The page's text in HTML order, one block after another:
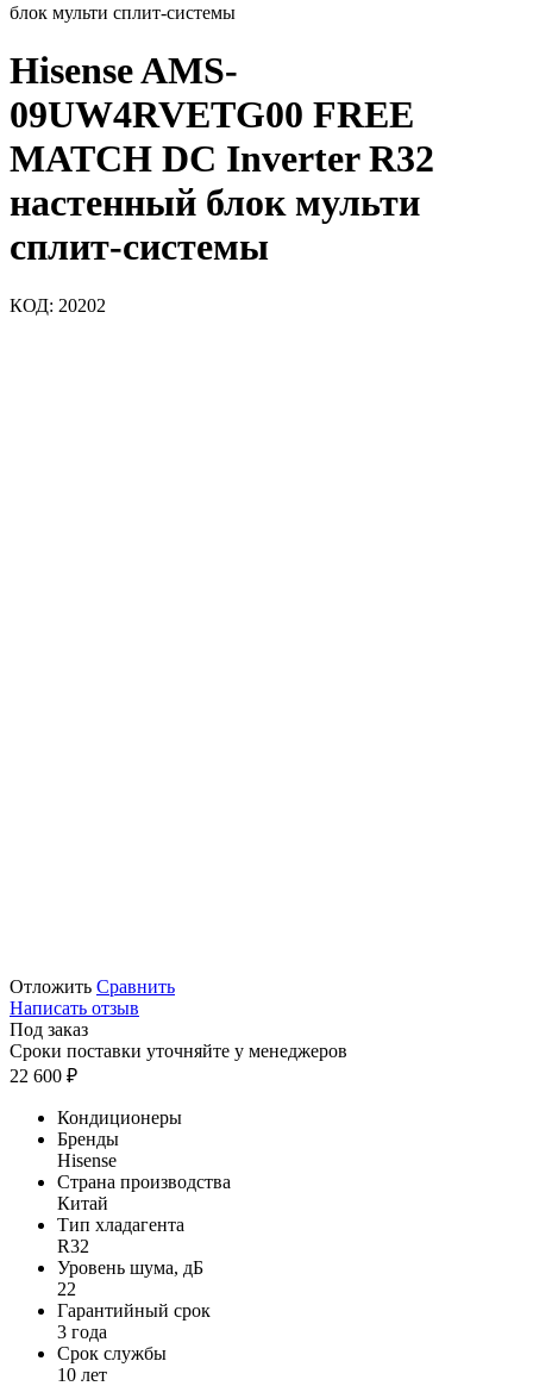
блок мульти сплит-системы
Hisense AMS-
09UW4RVETG00 FREE
MATCH DC Inverter R32
настенный блок мульти
сплит-системы
КОД: 20202
Отложить Сравнить
Написать отзыв
Под заказ
Сроки поставки уточняйте у менеджеров
22 600 ₽
Кондиционеры
Бренды
Hisense
Страна производства
Китай
Тип хладагента
R32
Уровень шума, дБ
22
Гарантийный срок
3 года
Срок службы
10 лет